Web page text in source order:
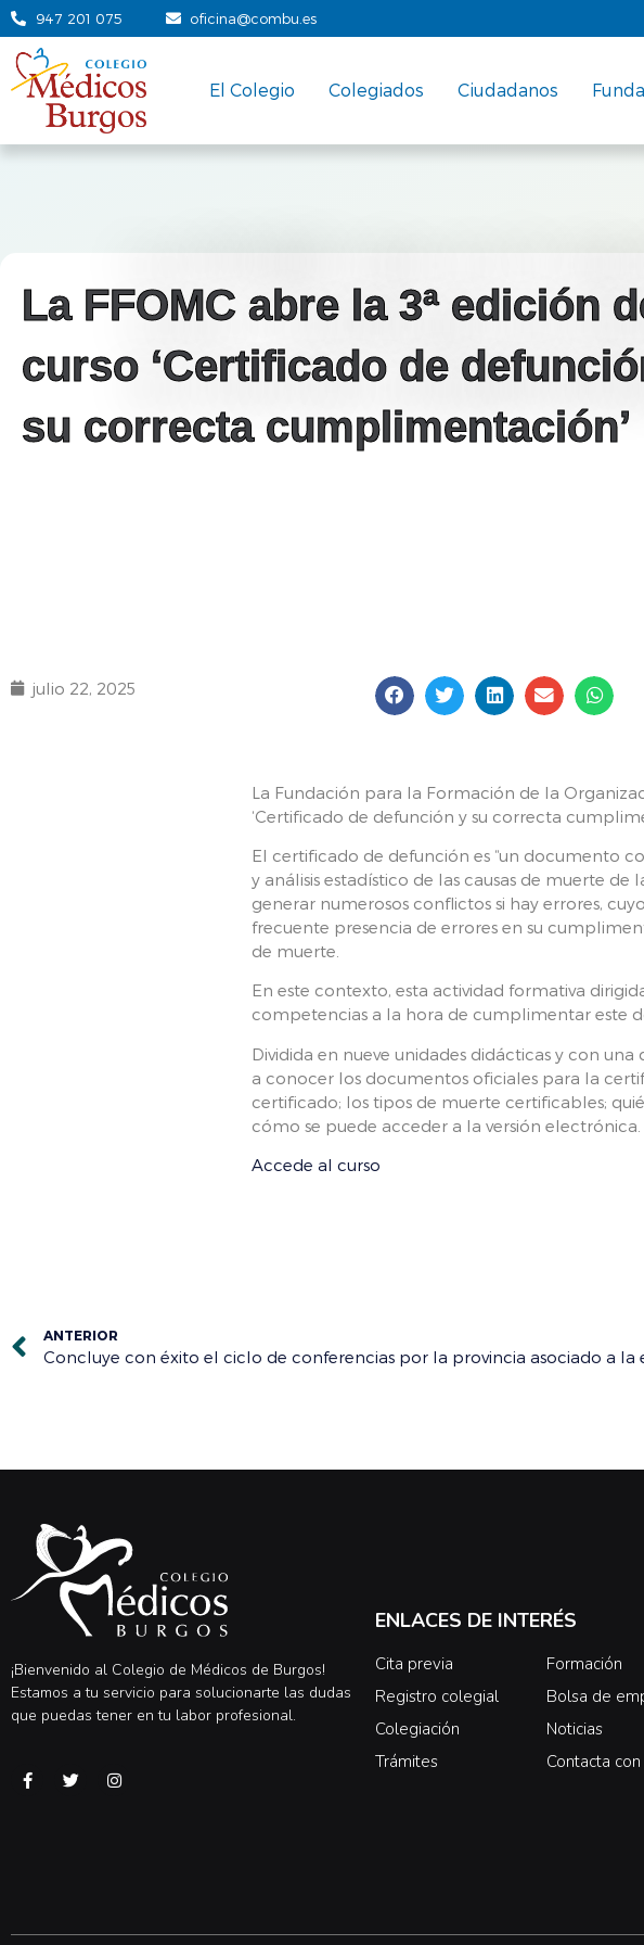
947 201 075 oficina@combu.es
El Colegio Colegiados Ciudadanos
La FFOMC abre la 3ª edición
curso ‘Certificado de
su correcta cumplimentación’
julio 22, 2025
La Fundación para la Formación de la
‘Certificado de defunción y su correcta
El certificado de defunción es “un documento
y análisis estadístico de las causas de muerte
generar numerosos conflictos si hay errores,
frecuente presencia de errores en su
de muerte.
En este contexto, esta actividad formativa
competencias a la hora de cumplimentar este
Dividida en nueve unidades didácticas y con
a conocer los documentos oficiales para la
certificado; los tipos de muerte certificables;
cómo se puede acceder a la versión electrónica.
Accede al curso
ANTERIOR
¡Bienvenido al Colegio de Médicos de Burgos!
Estamos a tu servicio para solucionarte las dudas
que puedas tener en tu labor profesional.
ENLACES DE INTERÉS
Cita previa
Registro colegial
Colegiación
Trámites
Formación
Bolsa de
Noticias
Contacta